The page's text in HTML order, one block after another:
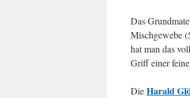
Das
Mischgewebe
hat man das
Griff einer
DieHarald